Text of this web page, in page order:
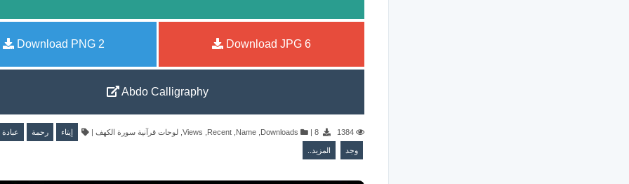
Download JPG 6
Download PNG 2
Abdo Calligraphy
|
Downloads
Name
Recent
Views لوحات قرآنية سورة الكهف | إيتاء رحمة عبادة
وجد المزيد..